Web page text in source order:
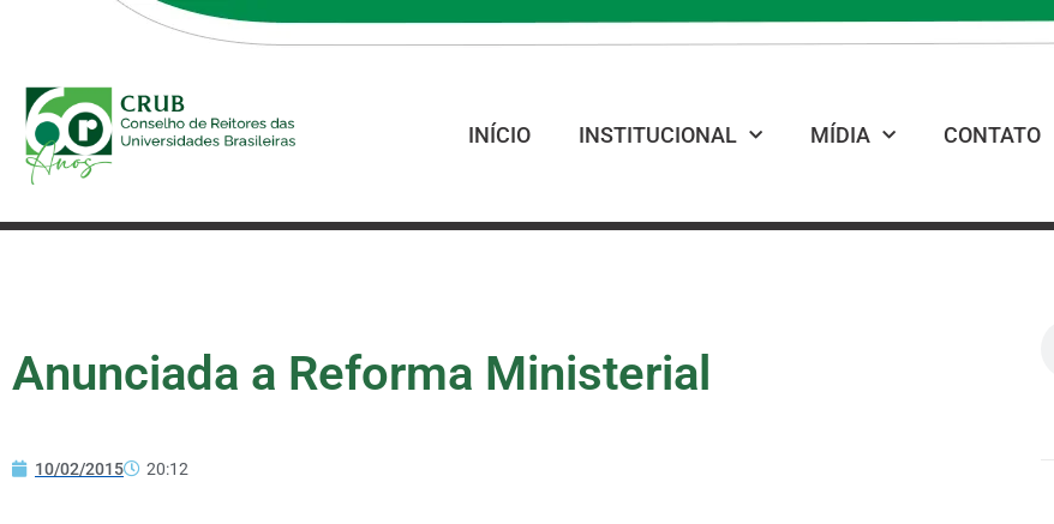
INÍCIO INSTITUCIONAL MÍDIA CONTATO
Anunciada a Reforma Ministerial
10/02/2015 20:12